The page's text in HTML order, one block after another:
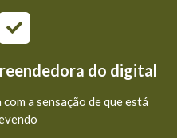
do digital
a sensação de que está